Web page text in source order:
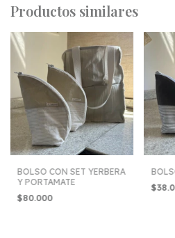
Productos similares
BOLSO CON SET YERBERA
Y PORTAMATE
$80.000